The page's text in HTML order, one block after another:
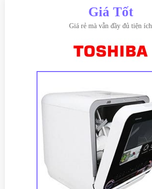
Giá Tốt
Giá rẻ mà vẫn đầy đủ tiện ích